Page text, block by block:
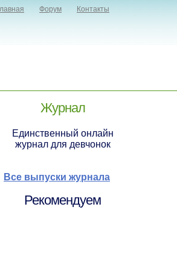
Форум Контакты
Журнал
Единственный онлайн
журнал для девчонок
Все выпуски журнала
Рекомендуем